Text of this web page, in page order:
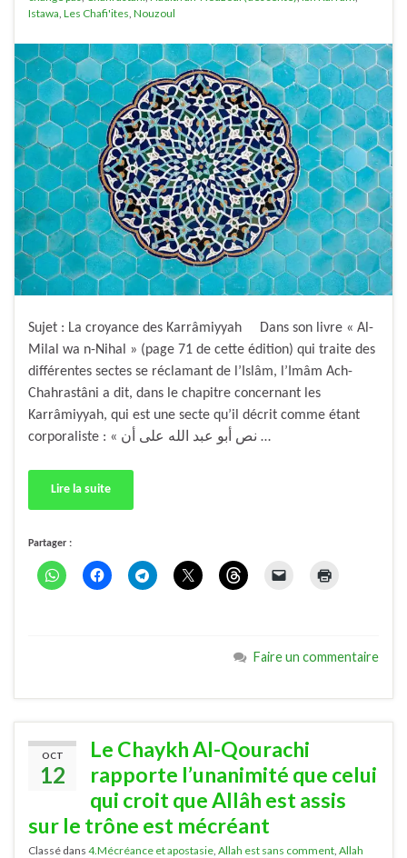
Istawa Les Chafi'ites Nouzoul
Sujet : La croyance des Karrâmiyyah Dans son livre « Al-
Milal wa n-Nihal » (page 71 de cette édition) qui traite des
différentes sectes se réclamant de l’Islâm, l’Imâm Ach-
Chahrastâni a dit, dans le chapitre concernant les
Karrâmiyyah, qui est une secte qu’il décrit comme étant
corporaliste : « نص أبو عبد الله على أن …
Lire la suite
Partager :
Faire un commentaire
OCT
12
Le Chaykh Al-Qourachi
rapporte l’unanimité que celui
qui croit que Allâh est assis
sur le trône est mécréant
Classé dans 4.Mécréance et apostasie Allah est sans comment Allah